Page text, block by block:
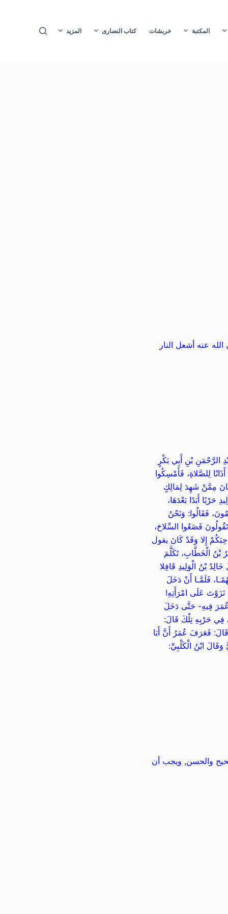
المكتبة خربشات كتاب النصارى المزيد
عنه أشعل النار
الرَّحْمَنِ بْنِ أَبِي بَكْرٍ
لِلصَّلاةِ، فَأَمْسِكُوا
مِمَّنْ شَهِدَ لِمَالِكٍ
حَرْبًا أَبَدًا بَعْدَهَا،
فَقَالُوا: وَنَحْنُ
فَضَعُوا السِّلاحَ،
إِلا وَقَدْ كَانَ يقول
بْنُ الْخَطَّابِ، تَكَلَّمَ
بْنُ الْوَلِيدِ قَافِلا
فَلَمَّـا أَنْ دَخَلَ
نَزَوْتَ عَلَى امْرَأَتِهِ!
عُمَرَ فِيهِ- حَتَّى دَخَلَ
فِي حَرْبِهِ تِلْكَ قَالَ:
فَعَرَفَ عُمَرُ أَنَّ أَبَا
ابْنُ الْكَلْبِيِّ:
والحسن, ويجب أن